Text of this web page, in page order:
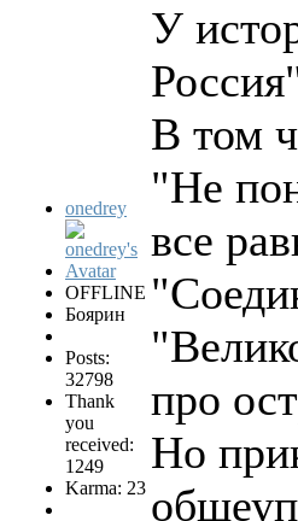
onedrey
OFFLINE
Боярин
Posts:
32798
Thank
you
received:
1249
Karma: 23
У
В том
"Не
все
про
Но